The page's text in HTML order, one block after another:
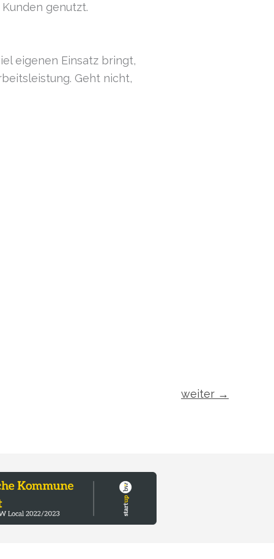
genutzt.
eigenen Einsatz bringt,
Geht nicht,
weiter →